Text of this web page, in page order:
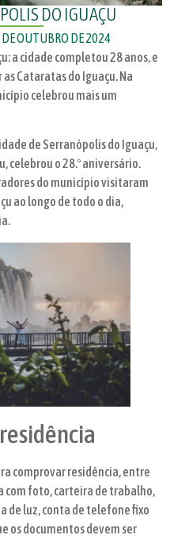
DO IGUAÇU
OUTUBRO DE 2024
a cidade completou 28 anos, e
Cataratas do Iguaçu. Na
celebrou mais um
de Serranópolis do Iguaçu,
celebrou o 28.º aniversário.
do município visitaram
ao longo de todo o dia,
comprovar residência, entre
foto, carteira de trabalho,
de luz, conta de telefone fixo
os documentos devem ser